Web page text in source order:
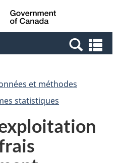
Passer
au
Passer
à
Canada
et
et méthodes
statistiques